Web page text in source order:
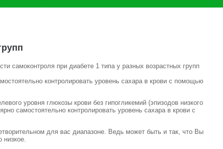
контролировать уровень сахара в крови с помощью
уровня глюкозы крови без гипогликемий (эпизодов низкого
самостоятельно контролировать уровень сахара в крови с
для вас диапазоне. Ведь может быть и так, что Вы
низкое.